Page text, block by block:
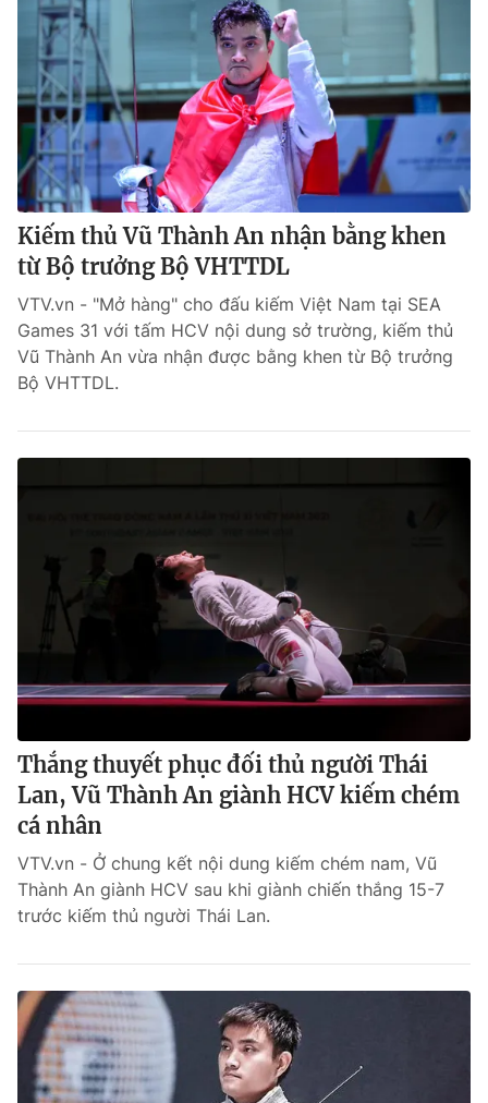
VIDEO
Bên lề
Kiếm thủ Vũ Thành An nhận bằng khen
từ Bộ trưởng Bộ VHTTDL
VTV.vn - "Mở hàng" cho đấu kiếm Việt Nam tại SEA
Games 31 với tấm HCV nội dung sở trường, kiếm thủ
Vũ Thành An vừa nhận được bằng khen từ Bộ trưởng
Bộ VHTTDL.
Thắng thuyết phục đối thủ người Thái
Lan, Vũ Thành An giành HCV kiếm chém
cá nhân
VTV.vn - Ở chung kết nội dung kiếm chém nam, Vũ
Thành An giành HCV sau khi giành chiến thắng 15-7
trước kiếm thủ người Thái Lan.